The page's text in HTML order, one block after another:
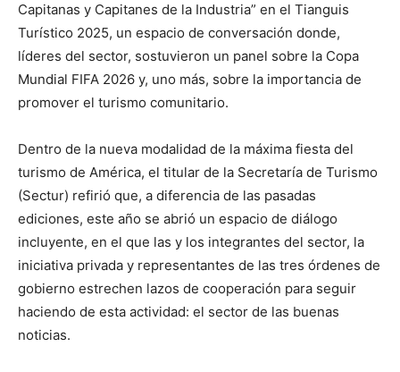
Capitanas y Capitanes de la Industria” en el Tianguis
Turístico 2025, un espacio de conversación donde,
líderes del sector, sostuvieron un panel sobre la Copa
Mundial FIFA 2026 y, uno más, sobre la importancia de
promover el turismo comunitario.
Dentro de la nueva modalidad de la máxima fiesta del
turismo de América, el titular de la Secretaría de Turismo
(Sectur) refirió que, a diferencia de las pasadas
ediciones, este año se abrió un espacio de diálogo
incluyente, en el que las y los integrantes del sector, la
iniciativa privada y representantes de las tres órdenes de
gobierno estrechen lazos de cooperación para seguir
haciendo de esta actividad: el sector de las buenas
noticias.